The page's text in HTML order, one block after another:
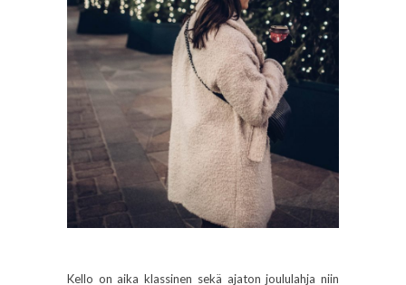
Kello on aika klassinen sekä ajaton joululahja niin